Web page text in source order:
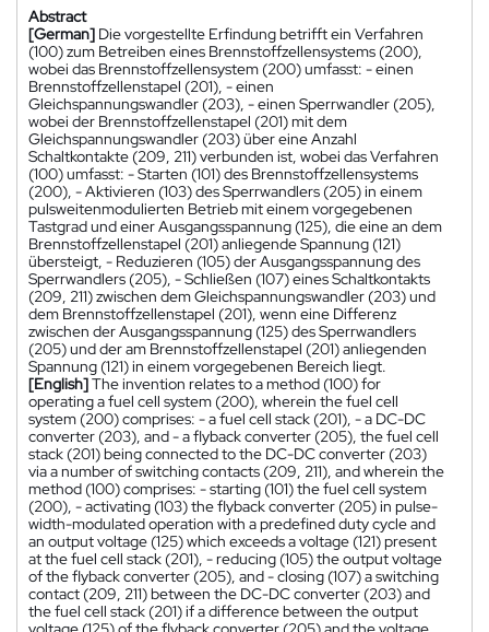
Abstract
[German] Die vorgestellte Erfindung betrifft ein Verfahren
(100) zum Betreiben eines Brennstoffzellensystems (200),
wobei das Brennstoffzellensystem (200) umfasst: - einen
Brennstoffzellenstapel (201), - einen
Gleichspannungswandler (203), - einen Sperrwandler (205),
wobei der Brennstoffzellenstapel (201) mit dem
Gleichspannungswandler (203) über eine Anzahl
Schaltkontakte (209, 211) verbunden ist, wobei das Verfahren
(100) umfasst: - Starten (101) des Brennstoffzellensystems
(200), - Aktivieren (103) des Sperrwandlers (205) in einem
pulsweitenmodulierten Betrieb mit einem vorgegebenen
Tastgrad und einer Ausgangsspannung (125), die eine an dem
Brennstoffzellenstapel (201) anliegende Spannung (121)
übersteigt, - Reduzieren (105) der Ausgangsspannung des
Sperrwandlers (205), - Schließen (107) eines Schaltkontakts
(209, 211) zwischen dem Gleichspannungswandler (203) und
dem Brennstoffzellenstapel (201), wenn eine Differenz
zwischen der Ausgangsspannung (125) des Sperrwandlers
(205) und der am Brennstoffzellenstapel (201) anliegenden
Spannung (121) in einem vorgegebenen Bereich liegt.
[English]The invention relates to a method (100) for
operating a fuel cell system (200), wherein the fuel cell
system (200) comprises: - a fuel cell stack (201), - a DC-DC
converter (203), and - a flyback converter (205), the fuel cell
stack (201) being connected to the DC-DC converter (203)
via a number of switching contacts (209, 211), and wherein the
method (100) comprises: - starting (101) the fuel cell system
(200), - activating (103) the flyback converter (205) in pulse-
width-modulated operation with a predefined duty cycle and
an output voltage (125) which exceeds a voltage (121) present
at the fuel cell stack (201), - reducing (105) the output voltage
of the flyback converter (205), and - closing (107) a switching
contact (209, 211) between the DC-DC converter (203) and
the fuel cell stack (201) if a difference between the output